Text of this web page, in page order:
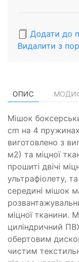
Додати до
Видалити з
ОПИС
Мішок
cm на 4
виготовлено з
м2) та міцної
прошиті двічі
ультрафіолету,
середині мішок
міцної тканини.
циліндричний
обертовим
чистим